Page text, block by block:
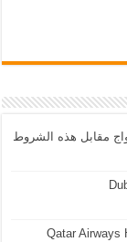
مقابل هذه الشروط
Qatar Airways